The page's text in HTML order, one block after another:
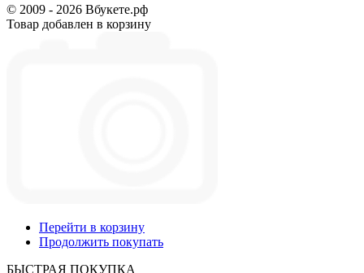
© 2009 - 2026 Вбукете.рф
Товар добавлен в корзину
Перейти в корзину
Продолжить покупать
БЫСТРАЯ ПОКУПКА